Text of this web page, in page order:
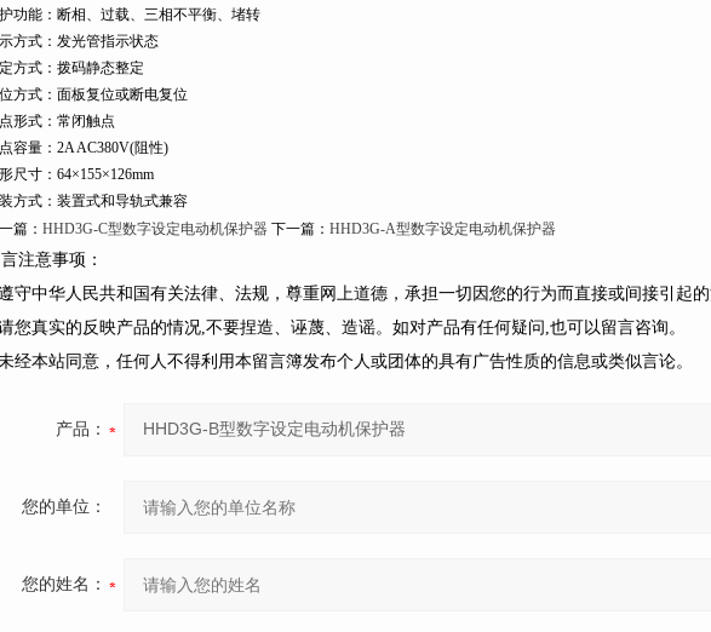
功能：断相、过载、三相不平衡、堵转
方式：发光管指示状态
方式：拨码静态整定
方式：面板复位或断电复位
形式：常闭触点
容量：2A AC380V(阻性)
尺寸：64×155×126mm
方式：装置式和导轨式兼容
篇： HHD3G-C型数字设定电动机保护器 下一篇： HHD3G-A型数字设定电动机保护器
注意事项：
守中华人民共和国有关法律、法规，尊重网上道德，承担一切因您的行为而直接或间接引起的
您真实的反映产品的情况,不要捏造、诬蔑、造谣。如对产品有任何疑问,也可以留言咨询。
经本站同意，任何人不得利用本留言簿发布个人或团体的具有广告性质的信息或类似言论。
产品：
您的单位：
您的姓名：